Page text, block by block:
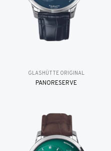
GLASHÜTTE ORIGINAL
PANORESERVE